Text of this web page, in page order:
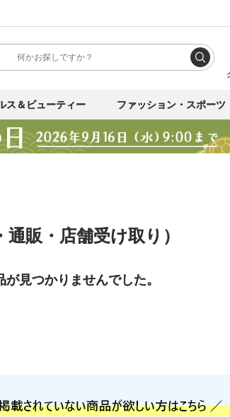
ス＆ビューティー ファッション・スポーツ
販・店舗受け取り）
が見つかりませんでした。